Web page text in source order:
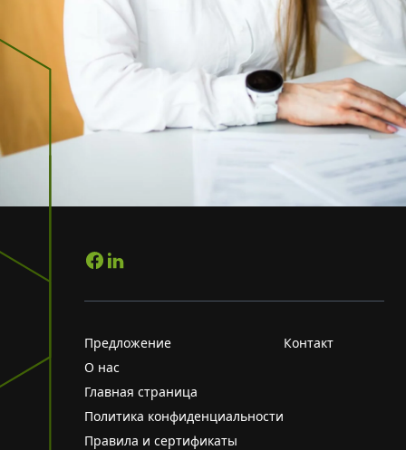
Предложение
О нас
Главная страница
Политика конфиденциальности
Правила и сертификаты
Контакт